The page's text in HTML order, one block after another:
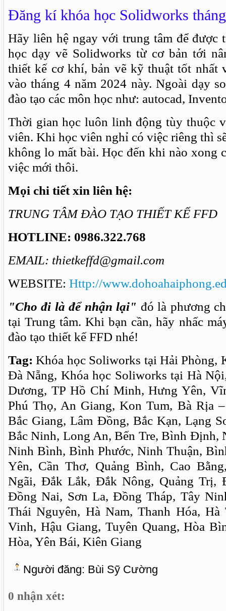
Đăng kí khóa học Solidworks
Hãy liên hệ ngay với trung tâm để được
học dạy vẽ Solidworks từ cơ bản tới
thiết kế cơ khí, bản vẽ kỹ thuật tốt nhất
vào tháng 4 năm 2024 này. Ngoài dạy
đào tạo các môn học như: autocad,
Thời gian học luôn linh động tùy thuộc
viên. Khi học viên nghỉ có việc riêng thì
không lo mất bài. Học đến khi nào xong
việc mới thôi.
Mọi chi tiết xin liên hệ:
TRUNG TÂM ĐÀO TẠO THIẾT KẾ FFD
HOTLINE: 0986.322.768
EMAIL: thietkeffd@gmail.com
WEBSITE: Http://
"Cho đi là để nhận lại" đó là phương
tại Trung tâm. Khi bạn cần, hãy nhấc
đào tạo thiết kế FFD nhé!
Tag: Khóa học Soliworks tại Hải Phòng,
Đà Nẵng, Khóa học Soliworks tại Hà
Dương, TP Hồ Chí Minh, Hưng Yên,
Phú Thọ, An Giang, Kon Tum, Bà Rịa
Bắc Giang, Lâm Đồng, Bắc Kạn, Lạng
Bắc Ninh, Long An, Bến Tre, Bình Định,
Ninh Bình, Bình Phước, Ninh Thuận,
Yên, Cần Thơ, Quảng Bình, Cao
Ngãi, Đắk Lắk, Đắk Nông, Quảng Trị,
Đồng Nai, Sơn La, Đồng Tháp, Tây
Thái Nguyên, Hà Nam, Thanh Hóa,
Vinh, Hậu Giang, Tuyên Quang, Hòa
Hòa, Yên Bái, Kiên Giang
Người đăng: Bùi Sỹ Cường
0 nhận xét: